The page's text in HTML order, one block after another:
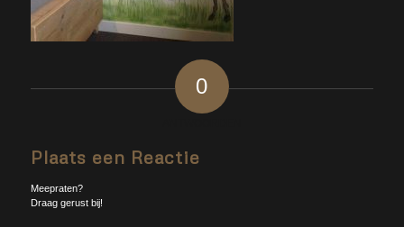
0
Plaats een Reactie
Meepraten?
Draag gerust bij!